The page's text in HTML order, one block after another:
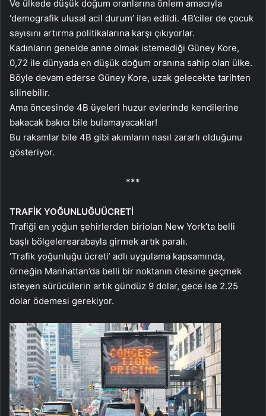
Ve ülkede düşük doğum oranlarına önlem amacıyla
‘demografik ulusal acil durum’ ilan edildi. 4B’ciler de çocuk
sayısını artırma politikalarına karşı çıkıyorlar.
Kadınların genelde anne olmak istemediği Güney Kore,
0,72 ile dünyada en düşük doğum oranına sahip olan ülke.
Böyle devam ederse Güney Kore, uzak gelecekte tarihten
silinebilir.
Ama öncesinde 4B üyeleri huzur evlerinde kendilerine
bakacak bakıcı bile bulamayacaklar!
Bu rakamlar bile 4B gibi akımların nasıl zararlı olduğunu
gösteriyor.
***
TRAFİK YOĞUNLUĞUÜCRETİ
Trafiği en yoğun şehirlerden biriolan New York’ta belli
başlı bölgelerearabayla girmek artık paralı.
‘Trafik yoğunluğu ücreti’ adlı uygulama kapsamında,
örneğin Manhattan’da belli bir noktanın ötesine geçmek
isteyen sürücülerin artık gündüz 9 dolar, gece ise 2.25
dolar ödemesi gerekiyor.